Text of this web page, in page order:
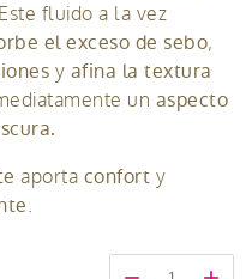
fluido a la vez
el exceso de sebo,
y afina la textura
un aspecto
aporta confort y
.